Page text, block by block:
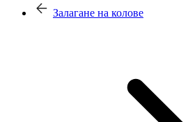
Залагане на колове